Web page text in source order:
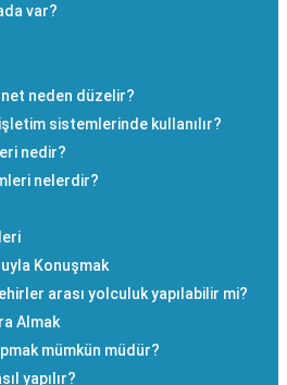
var?
neden düzelir?
sistemlerinde kullanılır?
nedir?
nelerdir?
Konuşmak
arası yolculuk yapılabilir mi?
Almak
mümkün müdür?
yapılır?